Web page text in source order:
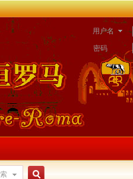
用户名
密码